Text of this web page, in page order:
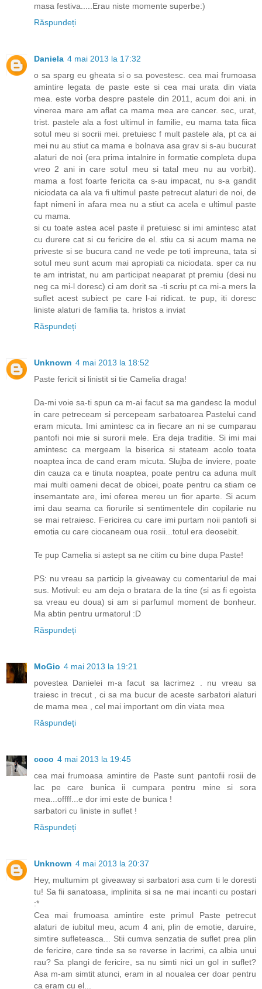
masa festiva.....Erau niste momente superbe:)
Răspundeți
Daniela 4 mai 2013 la 17:32
o sa sparg eu gheata si o sa povestesc. cea mai frumoasa
amintire legata de paste este si cea mai urata din viata
mea. este vorba despre pastele din 2011, acum doi ani. in
vinerea mare am aflat ca mama mea are cancer. sec, urat,
trist. pastele ala a fost ultimul in familie, eu mama tata fiica
sotul meu si socrii mei. pretuiesc f mult pastele ala, pt ca ai
mei nu au stiut ca mama e bolnava asa grav si s-au bucurat
alaturi de noi (era prima intalnire in formatie completa dupa
vreo 2 ani in care sotul meu si tatal meu nu au vorbit).
mama a fost foarte fericita ca s-au impacat, nu s-a gandit
niciodata ca ala va fi ultimul paste petrecut alaturi de noi, de
fapt nimeni in afara mea nu a stiut ca acela e ultimul paste
cu mama.
si cu toate astea acel paste il pretuiesc si imi amintesc atat
cu durere cat si cu fericire de el. stiu ca si acum mama ne
priveste si se bucura cand ne vede pe toti impreuna, tata si
sotul meu sunt acum mai apropiati ca niciodata. sper ca nu
te am intristat, nu am participat neaparat pt premiu (desi nu
neg ca mi-l doresc) ci am dorit sa -ti scriu pt ca mi-a mers la
suflet acest subiect pe care l-ai ridicat. te pup, iti doresc
liniste alaturi de familia ta. hristos a inviat
Răspundeți
Unknown 4 mai 2013 la 18:52
Paste fericit si linistit si tie Camelia draga!
Da-mi voie sa-ti spun ca m-ai facut sa ma gandesc la modul
in care petreceam si percepeam sarbatoarea Pastelui cand
eram micuta. Imi amintesc ca in fiecare an ni se cumparau
pantofi noi mie si surorii mele. Era deja traditie. Si imi mai
amintesc ca mergeam la biserica si stateam acolo toata
noaptea inca de cand eram micuta. Slujba de inviere, poate
din cauza ca e tinuta noaptea, poate pentru ca aduna mult
mai multi oameni decat de obicei, poate pentru ca stiam ce
insemantate are, imi oferea mereu un fior aparte. Si acum
imi dau seama ca fiorurile si sentimentele din copilarie nu
se mai retraiesc. Fericirea cu care imi purtam noii pantofi si
emotia cu care ciocaneam oua rosii...totul era deosebit.
Te pup Camelia si astept sa ne citim cu bine dupa Paste!
PS: nu vreau sa particip la giveaway cu comentariul de mai
sus. Motivul: eu am deja o bratara de la tine (si as fi egoista
sa vreau eu doua) si am si parfumul moment de bonheur.
Ma abtin pentru urmatorul :D
Răspundeți
MoGio 4 mai 2013 la 19:21
povestea Danielei m-a facut sa lacrimez . nu vreau sa
traiesc in trecut , ci sa ma bucur de aceste sarbatori alaturi
de mama mea , cel mai important om din viata mea
Răspundeți
coco 4 mai 2013 la 19:45
cea mai frumoasa amintire de Paste sunt pantofii rosii de
lac pe care bunica ii cumpara pentru mine si sora
mea...offff...e dor imi este de bunica !
sarbatori cu liniste in suflet !
Răspundeți
Unknown 4 mai 2013 la 20:37
Hey, multumim pt giveaway si sarbatori asa cum ti le doresti
tu! Sa fii sanatoasa, implinita si sa ne mai incanti cu postari
:*
Cea mai frumoasa amintire este primul Paste petrecut
alaturi de iubitul meu, acum 4 ani, plin de emotie, daruire,
simtire sufleteasca... Stii cumva senzatia de suflet prea plin
de fericire, care tinde sa se reverse in lacrimi, ca albia unui
rau? Sa plangi de fericire, sa nu simti nici un gol in suflet?
Asa m-am simtit atunci, eram in al noualea cer doar pentru
ca eram cu el...